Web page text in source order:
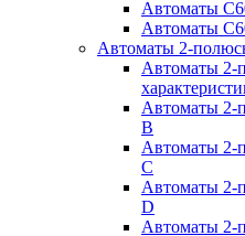
Автоматы
Автоматы
Автоматы 2-
Автоматы 2-
Автоматы 2-
B
Автоматы 2-
C
Автоматы 2-
D
Автоматы 2-